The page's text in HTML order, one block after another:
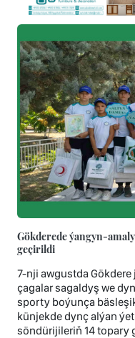
Gökderede ýangyn-
geçirildi
7-nji awgustda
çagalar sagaldyş we
sporty boýunça
künjekde dynç alýan
söndürijileriň 14 topary